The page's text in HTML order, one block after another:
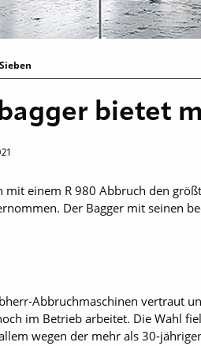
bietet
einem R 980 Abbruch den
Der Bagger mit seinen
Abbruchmaschinen vertraut
im Betrieb arbeitet. Die Wahl
wegen der mehr als 30-